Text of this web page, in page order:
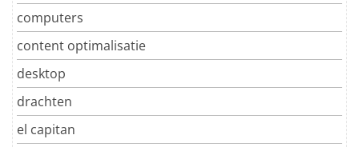
computers
content optimalisatie
desktop
drachten
el capitan